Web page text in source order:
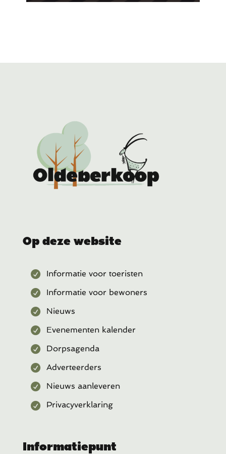
Op deze website
Informatie voor toeristen
Informatie voor bewoners
Nieuws
Evenementen kalender
Dorpsagenda
Adverteerders
Nieuws aanleveren
Privacyverklaring
Informatiepunt